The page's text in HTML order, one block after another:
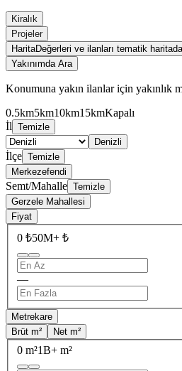
Kiralık
Projeler
HaritaDeğerleri ve ilanları tematik
Yakınımda Ara
Konumuna yakın ilanlar için yakınlık
0.5km5km10km15kmKapalı
İl Temizle
Denizli
İlçe Temizle
Merkezefendi
Semt/Mahalle Temizle
Gerzele Mahallesi
Fiyat
0 ₺50M+ ₺
—
Metrekare
Brüt m²
Net m²
0 m²1B+ m²